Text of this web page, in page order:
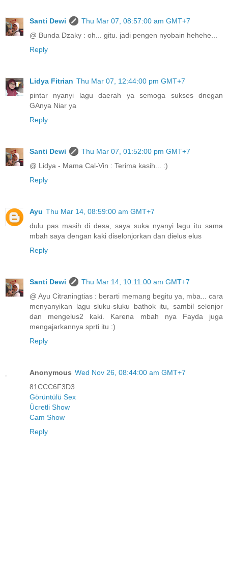
Santi Dewi
Thu Mar 07, 08:57:00 am GMT+7
@ Bunda Dzaky : oh... gitu. jadi pengen nyobain hehehe...
Reply
Lidya Fitrian Thu Mar 07, 12:44:00 pm GMT+7
pintar nyanyi lagu daerah ya semoga sukses dnegan
GAnya Niar ya
Reply
Santi Dewi
Thu Mar 07, 01:52:00 pm GMT+7
@ Lidya - Mama Cal-Vin : Terima kasih... :)
Reply
Ayu Thu Mar 14, 08:59:00 am GMT+7
dulu pas masih di desa, saya suka nyanyi lagu itu sama
mbah saya dengan kaki diselonjorkan dan dielus elus
Reply
Santi Dewi
Thu Mar 14, 10:11:00 am GMT+7
@ Ayu Citraningtias : berarti memang begitu ya, mba... cara
menyanyikan lagu sluku-sluku bathok itu, sambil selonjor
dan mengelus2 kaki. Karena mbah nya Fayda juga
mengajarkannya sprti itu :)
Reply
Anonymous Wed Nov 26, 08:44:00 am GMT+7
81CCC6F3D3
Görüntülü Sex
Ücretli Show
Cam Show
Reply